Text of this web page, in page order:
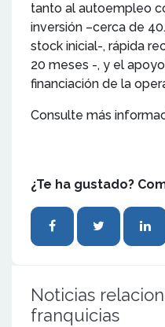
tanto al autoempleo
inversión –cerca de
stock inicial-, rápida
20 meses -, y el
financiación de la
Consulte más
¿Te ha gustado?
Noticias
franquicias